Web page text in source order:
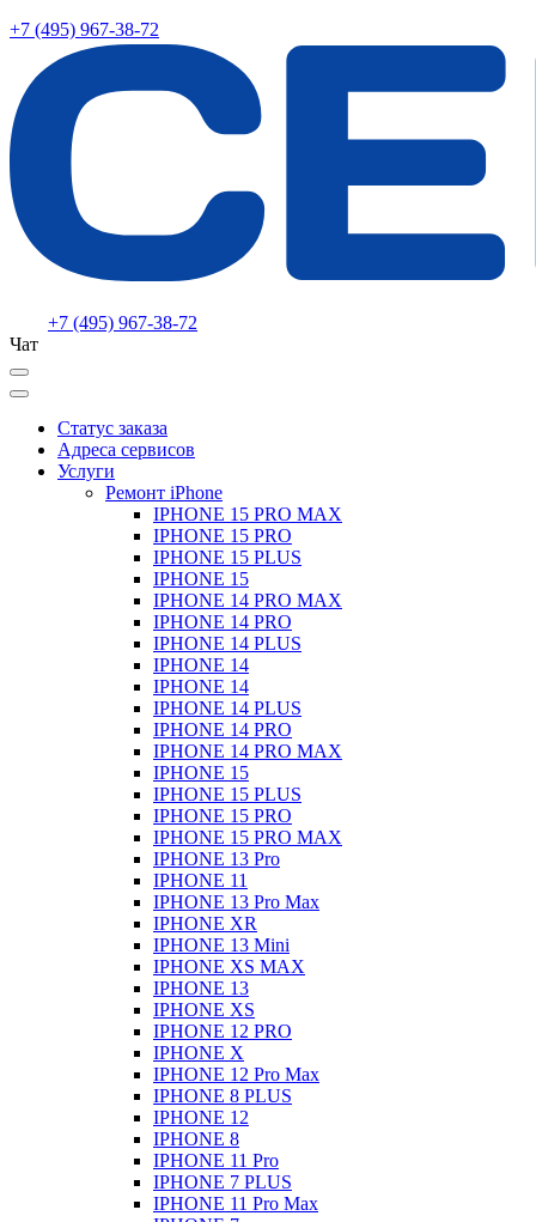
+7 (495) 967-38-72
+7 (495) 967-38-72
Чат
Статус заказа
Адреса сервисов
Услуги
Ремонт iPhone
IPHONE 15 PRO MAX
IPHONE 15 PRO
IPHONE 15 PLUS
IPHONE 15
IPHONE 14 PRO MAX
IPHONE 14 PRO
IPHONE 14 PLUS
IPHONE 14
IPHONE 14
IPHONE 14 PLUS
IPHONE 14 PRO
IPHONE 14 PRO MAX
IPHONE 15
IPHONE 15 PLUS
IPHONE 15 PRO
IPHONE 15 PRO MAX
IPHONE 13 Pro
IPHONE 11
IPHONE 13 Pro Max
IPHONE XR
IPHONE 13 Mini
IPHONE XS MAX
IPHONE 13
IPHONE XS
IPHONE 12 PRO
IPHONE X
IPHONE 12 Pro Max
IPHONE 8 PLUS
IPHONE 12
IPHONE 8
IPHONE 11 Pro
IPHONE 7 PLUS
IPHONE 11 Pro Max